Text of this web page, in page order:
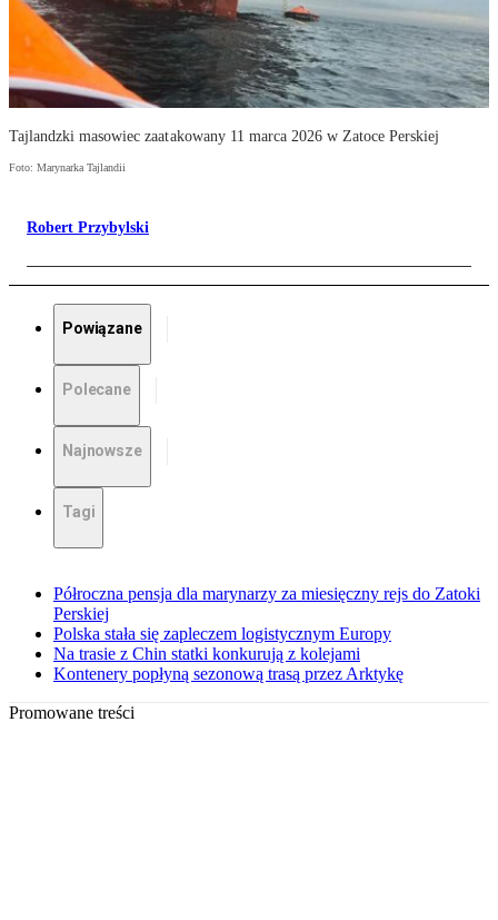
Tajlandzki masowiec zaatakowany 11 marca 2026 w Zatoce Perskiej
Foto: Marynarka Tajlandii
Robert Przybylski
Powiązane
Polecane
Najnowsze
Tagi
Półroczna pensja dla marynarzy za miesięczny rejs do Zatoki
Perskiej
Polska stała się zapleczem logistycznym Europy
Na trasie z Chin statki konkurują z kolejami
Kontenery popłyną sezonową trasą przez Arktykę
Promowane treści